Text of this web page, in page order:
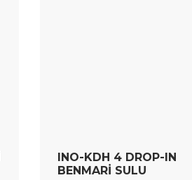
INO-KDH 4 DROP-IN
BENMARİ SULU